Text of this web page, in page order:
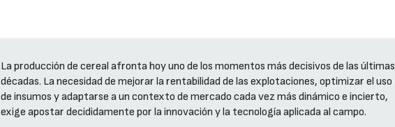
La producción de cereal afronta hoy uno de los momentos más decisivos de las últimas
décadas. La necesidad de mejorar la rentabilidad de las explotaciones, optimizar el uso
de insumos y adaptarse a un contexto de mercado cada vez más dinámico e incierto,
exige apostar decididamente por la innovación y la tecnología aplicada al campo.